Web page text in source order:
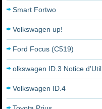
Smart Fortwo
Volkswagen up!
Ford Focus (C519)
olkswagen ID.3 Notice
Volkswagen ID.4